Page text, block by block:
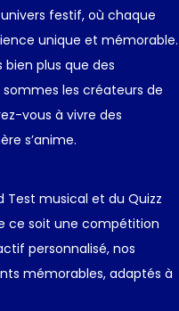
festif, où chaque
unique et mémorable.
bien plus que des
les créateurs de
vous à vivre des
s’anime.
Test musical et du Quizz
ce soit une compétition
personnalisé, nos
mémorables, adaptés à